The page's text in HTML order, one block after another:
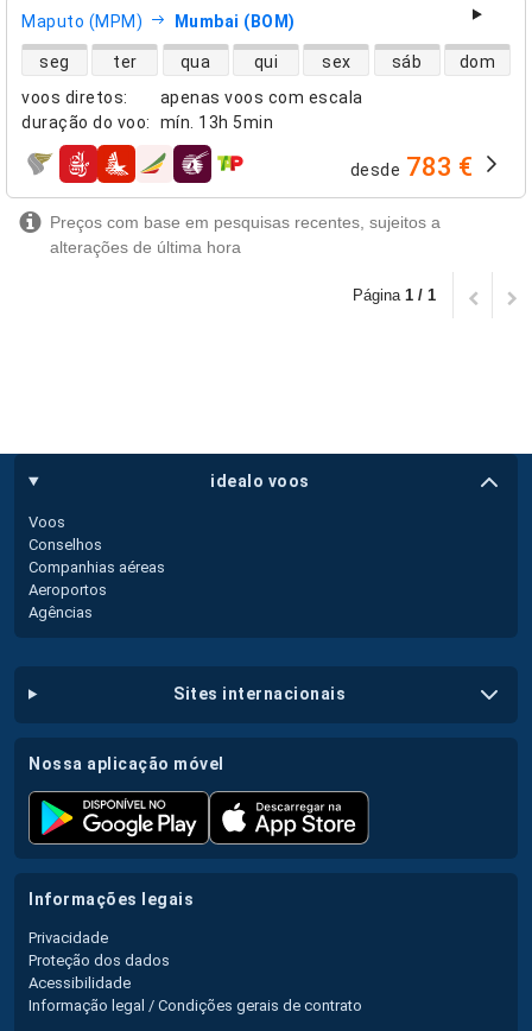
Maputo (MPM) Mumbai (BOM)
voos diretos:
apenas voos com escala
duração do voo: mín. 13h 5min
disponibilidade de voos diretos
seg ter qua qui sex sáb dom
companhias aéreas desde 783 €
Preços com base em pesquisas recentes, sujeitos a
alterações de última hora
Página 1 / 1
idealo voos
Voos
Conselhos
Companhias aéreas
Aeroportos
Agências
sites internacionais
nossa aplicação móvel
informações legais
Privacidade
Proteção dos dados
Acessibilidade
Informação legal / Condições gerais de contrato